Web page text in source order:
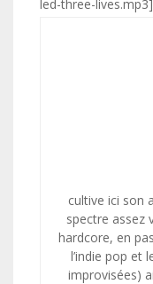
led-three-lives.mp3]
cultive ici son
spectre assez
hardcore, en
l’indie pop et
improvisées)